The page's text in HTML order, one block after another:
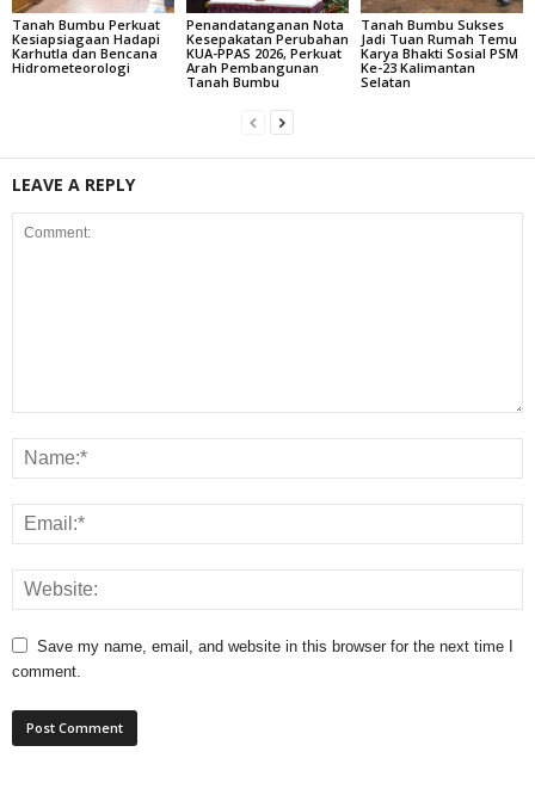
Tanah Bumbu Perkuat
Kesiapsiagaan Hadapi
Karhutla dan Bencana
Hidrometeorologi
Penandatanganan Nota
Kesepakatan Perubahan
KUA-PPAS 2026, Perkuat
Arah Pembangunan
Tanah Bumbu
Tanah Bumbu Sukses
Jadi Tuan Rumah Temu
Karya Bhakti Sosial PSM
Ke-23 Kalimantan
Selatan
LEAVE A REPLY
Save my name, email, and website in this browser for the next time I
comment.